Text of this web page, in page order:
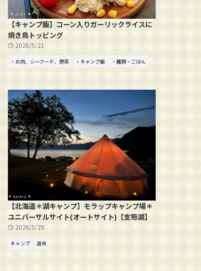
【キャンプ飯】コーン入りガーリックライスに
焼き鳥トッピング
2026/5/21
・お肉、シーフード、野菜 ・キャンプ飯 ・麺類・ごはん
【北海道＊湖キャンプ】モラップキャンプ場＊
ユニバーサルサイト(オートサイト)【支笏湖】
2026/5/20
キャンプ 道央